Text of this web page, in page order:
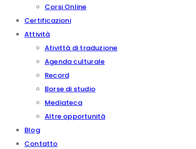
Corsi Online
Certificazioni
Attività
Ativittà di traduzione
Agenda culturale
Record
Borse di studio
Mediateca
Altre opportunità
Blog
Contatto